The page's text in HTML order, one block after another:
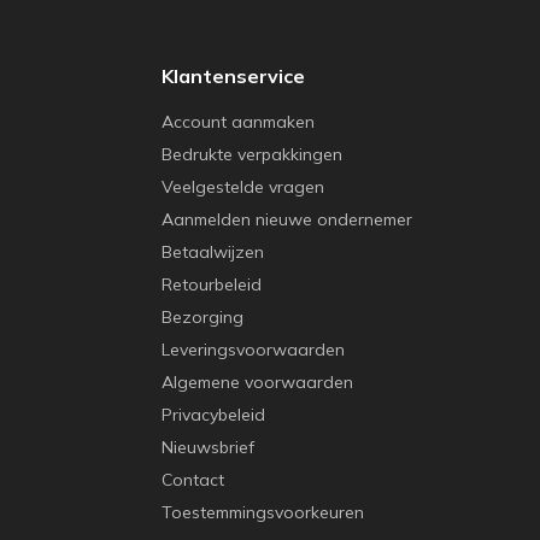
Klantenservice
Account aanmaken
Bedrukte verpakkingen
Veelgestelde vragen
Aanmelden nieuwe ondernemer
Betaalwijzen
Retourbeleid
Bezorging
Leveringsvoorwaarden
Algemene voorwaarden
Privacybeleid
Nieuwsbrief
Contact
Toestemmingsvoorkeuren